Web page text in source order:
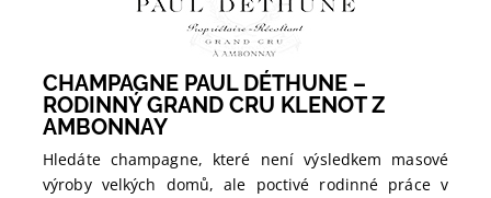
CHAMPAGNE PAUL DÉTHUNE –
RODINNÝ GRAND CRU KLENOT Z
AMBONNAY
Hledáte champagne, které není výsledkem masové
výroby velkých domů, ale poctivé rodinné práce v